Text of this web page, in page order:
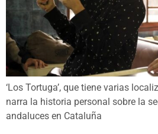
‘Los Tortuga’, que tiene varias
narra la historia personal sobre la
andaluces en Cataluña